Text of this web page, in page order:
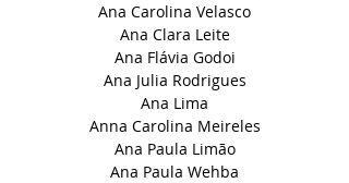
Ana Carolina Velasco
Ana Clara Leite
Ana Flávia Godoi
Ana Julia Rodrigues
Ana Lima
Anna Carolina Meireles
Ana Paula Limão
Ana Paula Wehba